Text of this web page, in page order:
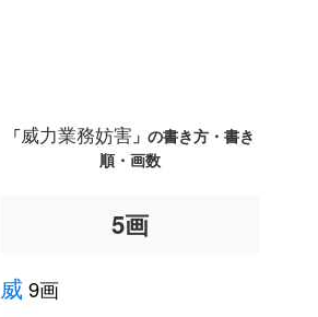
「威力業務妨害 」の書き方・書き
順・画数
5画
威9画